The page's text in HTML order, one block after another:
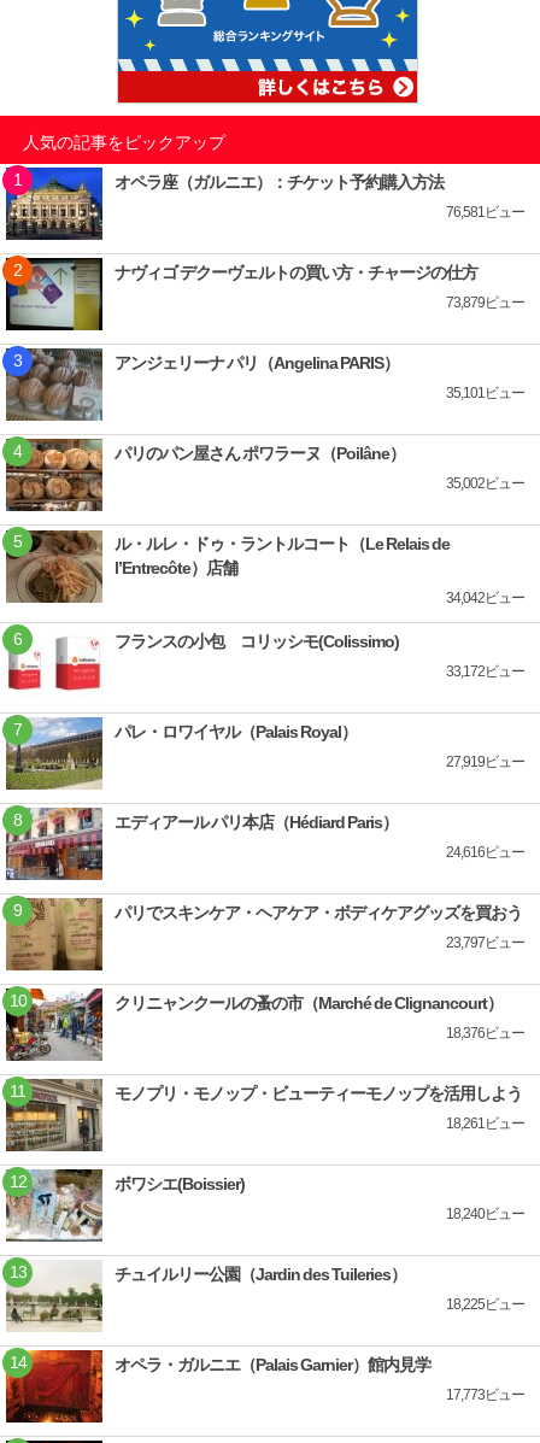
人気の記事をピックアップ
オペラ座（ガルニエ）：チケット予約購入方法
76,581ビュー
ナヴィゴ デクーヴェルトの買い方・チャージの仕方
73,879ビュー
アンジェリーナ パリ（Angelina PARIS）
35,101ビュー
パリのパン屋さん ポワラーヌ（Poilâne）
35,002ビュー
ル・ルレ・ドゥ・ラントルコート（Le Relais de
l’Entrecôte）店舗
34,042ビュー
フランスの小包 コリッシモ(Colissimo)
33,172ビュー
パレ・ロワイヤル（Palais Royal）
27,919ビュー
エディアール パリ本店（Hédiard Paris）
24,616ビュー
パリでスキンケア・ヘアケア・ボディケアグッズを買おう
23,797ビュー
クリニャンクールの蚤の市（Marché de Clignancourt）
18,376ビュー
モノプリ・モノップ・ビューティーモノップを活用しよう
18,261ビュー
ボワシエ(Boissier)
18,240ビュー
チュイルリー公園（Jardin des Tuileries）
18,225ビュー
オペラ・ガルニエ（Palais Garnier）館内見学
17,773ビュー